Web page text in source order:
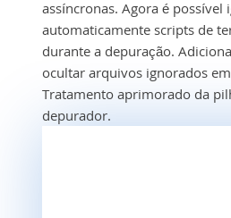
assíncronas. Agora é possível
automaticamente scripts de
durante a depuração.
ocultar arquivos ignorados
Tratamento aprimorado da
depurador.